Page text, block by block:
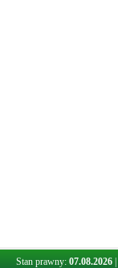
Stan prawny: 07.08.2026